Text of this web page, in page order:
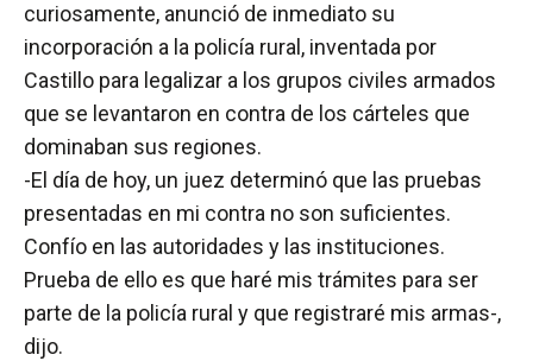
curiosamente, anunció de inmediato su
incorporación a la policía rural, inventada por
Castillo para legalizar a los grupos civiles armados
que se levantaron en contra de los cárteles que
dominaban sus regiones.
-El día de hoy, un juez determinó que las pruebas
presentadas en mi contra no son suficientes.
Confío en las autoridades y las instituciones.
Prueba de ello es que haré mis trámites para ser
parte de la policía rural y que registraré mis armas-,
dijo.